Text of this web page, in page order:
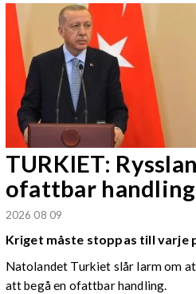
TURKIET:
ofattbar handling
2026 08 09
Kriget måste stoppas till varje
Natolandet Turkiet slår larm om
att begå en ofattbar handling.